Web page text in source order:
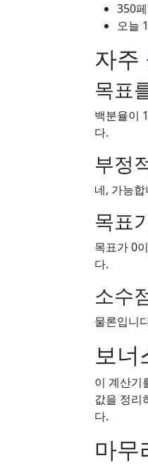
350
오늘
자주
목표
백분율이
다.
부정
네, 가능
목표
목표가 0
다.
소수
물론입니
보너
이 계산기
값을 정리
다.
마무